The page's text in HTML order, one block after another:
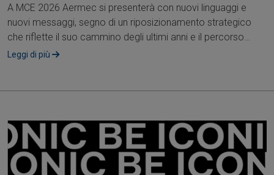
A MCE 2026 Aermec si presenterà con nuovi linguaggi e
nuovi messaggi, segno di un riposizionamento strategico
che riflette il suo cammino degli ultimi anni e il percorso
intrapreso per il futuro.Come....
Leggi di più